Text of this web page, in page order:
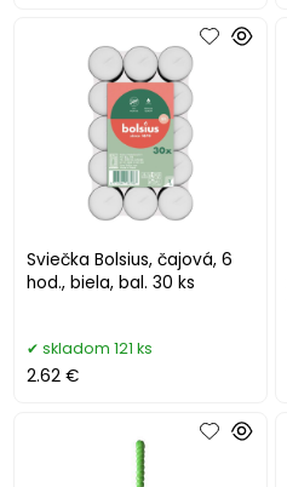
Sviečka Bolsius, čajová, 6
hod., biela, bal. 30 ks
skladom 121 ks
2.62 €